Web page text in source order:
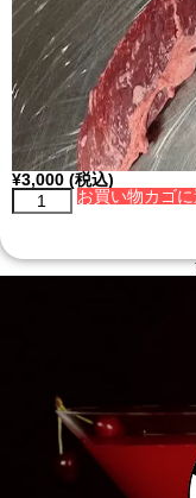
¥3,000 (税込)
お買い物カゴ